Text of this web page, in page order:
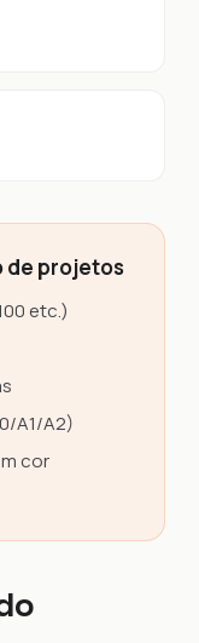
de projetos
etc.)
A1/A2)
cor